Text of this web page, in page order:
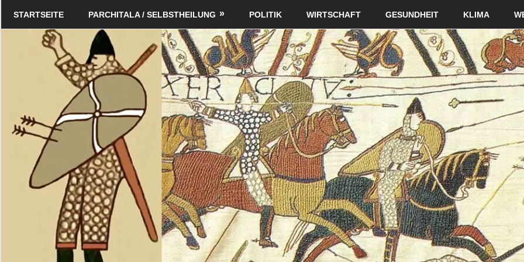
Schildverlag
STARTSEITE PARCHITALA / SELBSTHEILUNG POLITIK WIRTSCHAFT GESUNDHEIT KLIMA